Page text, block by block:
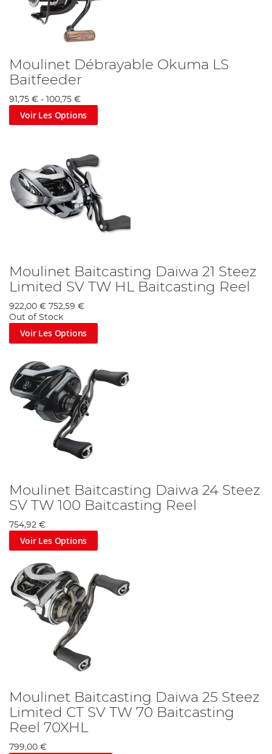
Moulinet Débrayable Okuma LS
Baitfeeder
91,75 € - 100,75 €
Voir Les Options
Moulinet Baitcasting Daiwa 21 Steez
Limited SV TW HL Baitcasting Reel
922,00 € 752,59 €
Out of Stock
Voir Les Options
Moulinet Baitcasting Daiwa 24 Steez
SV TW 100 Baitcasting Reel
754,92 €
Voir Les Options
Moulinet Baitcasting Daiwa 25 Steez
Limited CT SV TW 70 Baitcasting
Reel 70XHL
799,00 €